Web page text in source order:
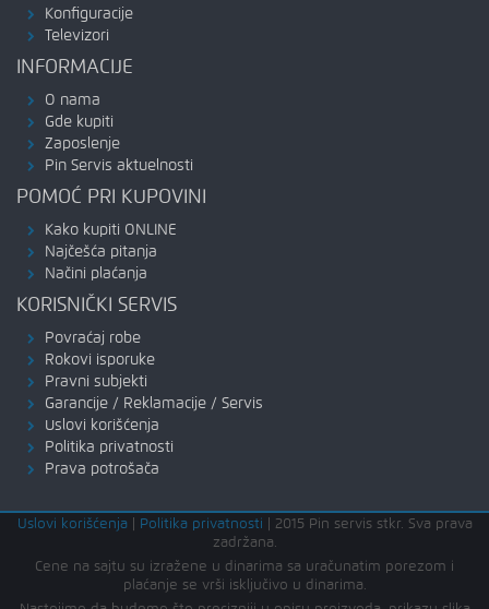
Konfiguracije
Televizori
INFORMACIJE
O nama
Gde kupiti
Zaposlenje
Pin Servis aktuelnosti
POMOĆ PRI KUPOVINI
Kako kupiti ONLINE
Najčešća pitanja
Načini plaćanja
KORISNIČKI SERVIS
Povraćaj robe
Rokovi isporuke
Pravni subjekti
Garancije / Reklamacije / Servis
Uslovi korišćenja
Politika privatnosti
Prava potrošača
Uslovi korišćenja| Politika privatnosti
2015 Pin servis stkr. Sva prava
zadržana.
Cene na sajtu su izražene u dinarima sa uračunatim porezom i
plaćanje se vrši isključivo u dinarima.